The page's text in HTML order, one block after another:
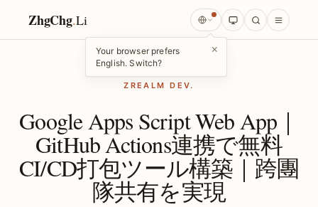
ZhgChg.Li
Your browser prefers
English. Switch?
×
ZREALM DEV.
Google Apps Script Web App｜
GitHub Actions連携で無料
CI/CD打包ツール構築｜跨團
隊共有を実現